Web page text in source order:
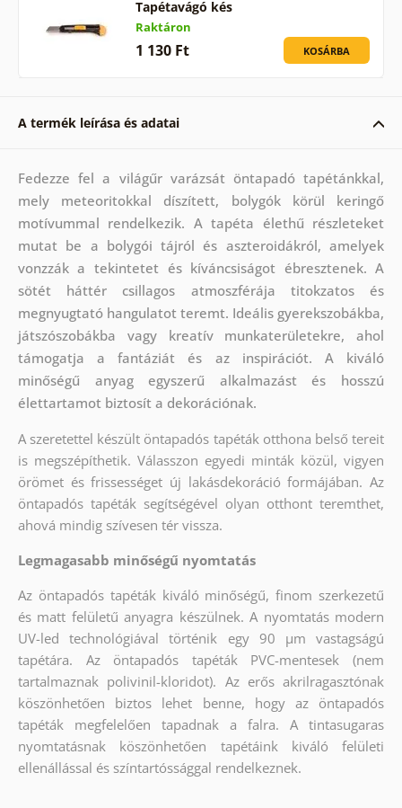
Tapétavágó kés
Raktáron
1 130 Ft KOSÁRBA
A termék leírása és adatai
Fedezze fel a világűr varázsát öntapadó tapétánkkal,
mely meteoritokkal díszített, bolygók körül keringő
motívummal rendelkezik. A tapéta élethű részleteket
mutat be a bolygói tájról és aszteroidákról, amelyek
vonzzák a tekintetet és kíváncsiságot ébresztenek. A
sötét háttér csillagos atmoszférája titokzatos és
megnyugtató hangulatot teremt. Ideális gyerekszobákba,
játszószobákba vagy kreatív munkaterületekre, ahol
támogatja a fantáziát és az inspirációt. A kiváló
minőségű anyag egyszerű alkalmazást és hosszú
élettartamot biztosít a dekorációnak.
A szeretettel készült öntapadós tapéták otthona belső tereit
is megszépíthetik. Válasszon egyedi minták közül, vigyen
örömet és frissességet új lakásdekoráció formájában. Az
öntapadós tapéták segítségével olyan otthont teremthet,
ahová mindig szívesen tér vissza.
Legmagasabb minőségű nyomtatás
Az öntapadós tapéták kiváló minőségű, finom szerkezetű
és matt felületű anyagra készülnek. A nyomtatás modern
UV-led technológiával történik egy 90 µm vastagságú
tapétára. Az öntapadós tapéták PVC-mentesek (nem
tartalmaznak polivinil-kloridot). Az erős akrilragasztónak
köszönhetően biztos lehet benne, hogy az öntapadós
tapéták megfelelően tapadnak a falra. A tintasugaras
nyomtatásnak köszönhetően tapétáink kiváló felületi
ellenállással és színtartóssággal rendelkeznek.